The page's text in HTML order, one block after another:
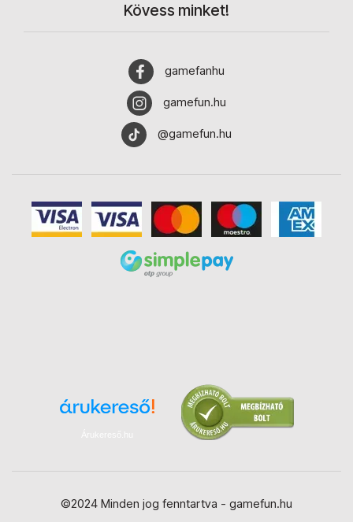
Kövess minket!
gamefanhu
gamefun.hu
@gamefun.hu
Árukereső.hu
©2024 Minden jog fenntartva - gamefun.hu